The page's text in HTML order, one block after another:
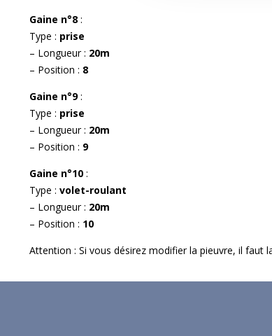
Gaine n°8 :
Type : prise
– Longueur : 20m
– Position : 8
Gaine n°9:
Type : prise
– Longueur : 20m
– Position : 9
Gaine n°10 :
Type : volet-roulant
– Longueur : 20m
– Position : 10
Attention : Si vous désirez modifier la pieuvre, il faut